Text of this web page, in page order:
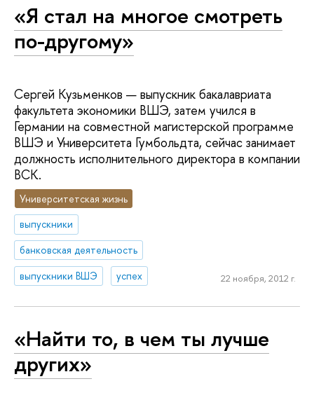
«Я стал на многое смотреть
по-другому»
Сергей Кузьменков — выпускник бакалавриата
факультета экономики ВШЭ, затем учился в
Германии на совместной магистерской программе
ВШЭ и Университета Гумбольдта, сейчас занимает
должность исполнительного директора в компании
ВСК.
Университетская жизнь
выпускники
банковская деятельность
выпускники ВШЭ
успех 22 ноября, 2012 г.
«Найти то, в чем ты лучше
других»